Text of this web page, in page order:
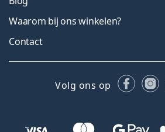
Waarom bij ons winkelen?
Contact
Volg ons op